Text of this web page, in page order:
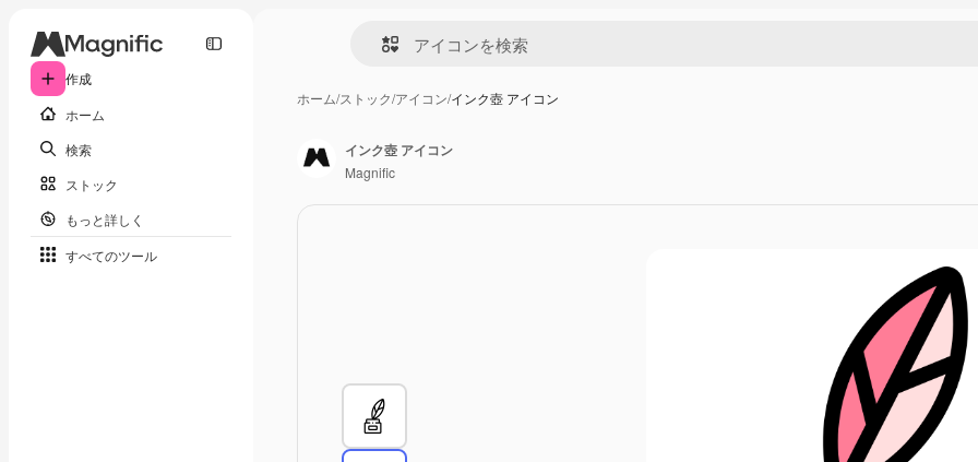
作成
ホーム
検索
ストック
もっと詳しく
すべてのツール
ホーム/ストック/アイコン/インク壺 アイコン
インク壺 アイコン
Magnific